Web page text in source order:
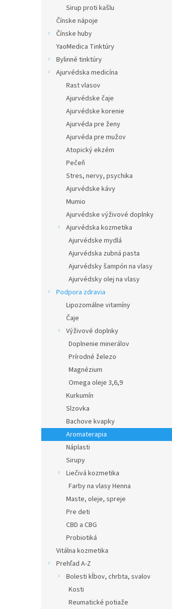
Sirup proti kašlu
Čínske nápoje
Čínske huby
YaoMedica Tinktúry
Bylinné tinktúry
Ajurvédska medicína
Rast vlasov
Ajurvédske čaje
Ajurvédske korenie
Ajurvéda pre ženy
Ajurvéda pre mužov
Atopický ekzém
Pečeň
Stres, nervy, psychika
Ajurvédske kávy
Mumio
Ajurvédske výživové doplnky
Ajurvédska kozmetika
Ajurvédske mydlá
Ajurvédska zubná pasta
Ajurvédsky šampón na vlasy
Ajurvédsky olej na vlasy
Podpora zdravia
Lipozomálne vitamíny
Čaje
Výživové doplnky
Doplnenie minerálov
Prírodné železo
Magnézium
Omega oleje 3,6,9
Kurkumín
Slzovka
Bachove kvapky
Aromaterapia
Náplasti
Sirupy
Liečivá kozmetika
Farby na vlasy Henna
Maste, oleje, spreje
Pre deti
CBD a CBG
Probiotiká
Vitálna kozmetika
Prehľad A-Z
Bolesti kĺbov, chrbta, svalov
Kosti
Reumatické potiaže